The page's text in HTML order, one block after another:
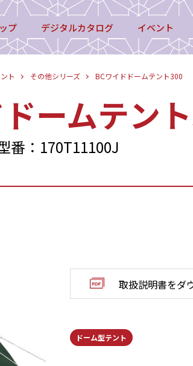
プ デジタルカタログ イベント
ト その他シリーズ BCワイドドームテント300
ームテン
番：170T11100J
取扱説明書をダ
ドーム型テント